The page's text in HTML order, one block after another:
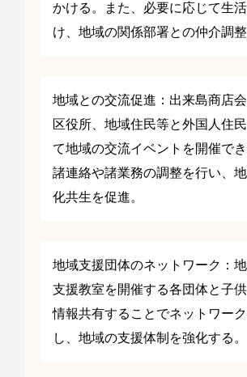
かける。また、必要に応じて生
け、地域の関係部署との仲介調整
地域との交流促進：出来島商店会
区役所、地域住民等と外国人住
て地域の交流イベントを開催でき
諸連絡や諸業務の調整を行い、
化共生を促進。
地域支援団体のネットワーク：
支援教室を開催する各団体と子
情報共有することでネットワー
し、地域の支援体制を強化する。